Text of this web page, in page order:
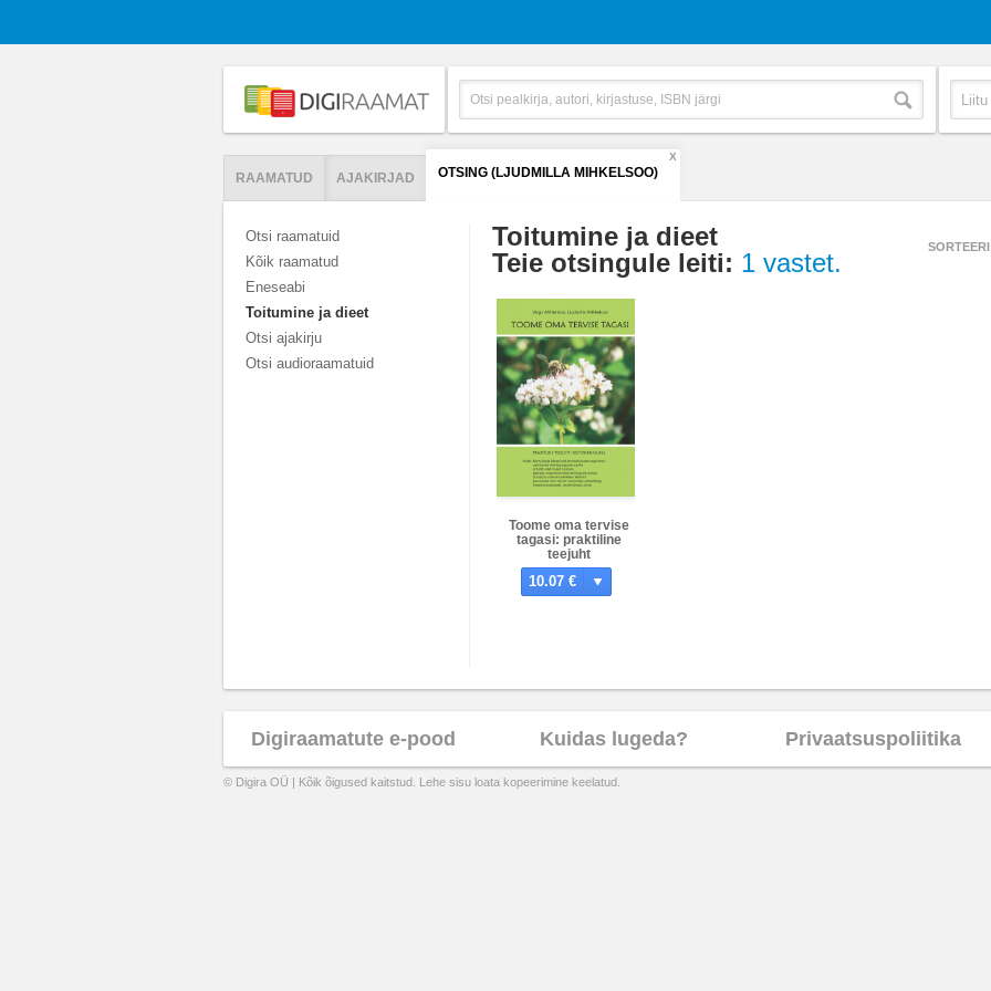
RAAMATUD AJAKIRJAD OTSING (LJUDMILLA MIHKELSOO)
X
Otsi raamatuid
Kõik raamatud
Eneseabi
Toitumine ja dieet
Otsi ajakirju
Otsi audioraamatuid
Toitumine ja dieet
Teie otsingule leiti: 1 vastet.
Toome oma tervise
tagasi: praktiline
teejuht
(ise)tervendajale
10.07 €
Digiraamatute e-pood Kuidas lugeda? Privaatsuspoliitika
© Digira OÜ | Kõik õigused kaitstud. Lehe sisu loata kopeerimine keelatud.